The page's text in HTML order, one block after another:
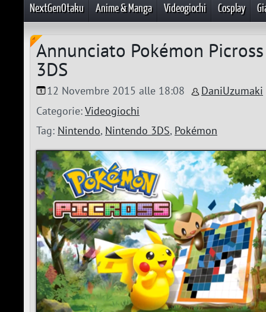
NextGenOtaku Anime & Manga Videogiochi Cosplay
Annunciato Pokémon
3DS
12 Novembre 2015 alle 18:08
DaniUzumaki
Categorie:Videogiochi
Tag: Nintendo, Nintendo 3DS, Pokémon